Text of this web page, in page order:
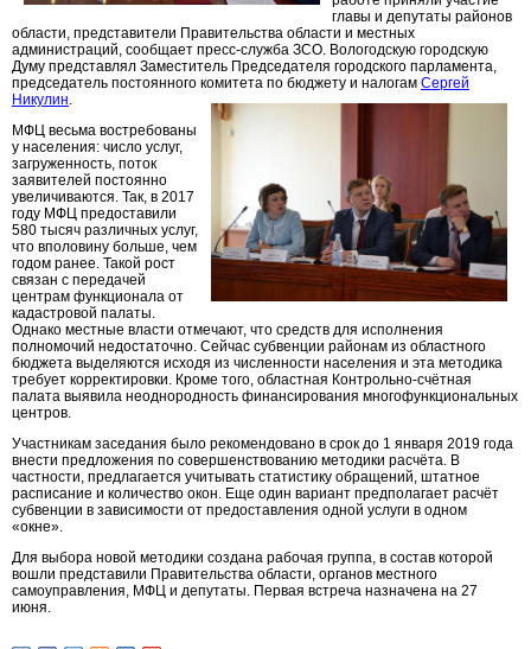
главы и депутаты районов
области, представители Правительства области и местных
администраций, сообщает пресс-служба ЗСО. Вологодскую городскую
Думу представлял Заместитель Председателя городского парламента,
председатель постоянного комитета по бюджету и налогам Сергей
Никулин.
МФЦ весьма востребованы
у населения: число услуг,
загруженность, поток
заявителей постоянно
увеличиваются. Так, в 2017
году МФЦ предоставили
580 тысяч различных услуг,
что вполовину больше, чем
годом ранее. Такой рост
связан с передачей
центрам функционала от
кадастровой палаты.
Однако местные власти отмечают, что средств для исполнения
полномочий недостаточно. Сейчас субвенции районам из областного
бюджета выделяются исходя из численности населения и эта методика
требует корректировки. Кроме того, областная Контрольно-счётная
палата выявила неоднородность финансирования многофункциональных
центров.
Участникам заседания было рекомендовано в срок до 1 января 2019 года
внести предложения по совершенствованию методики расчёта. В
частности, предлагается учитывать статистику обращений, штатное
расписание и количество окон. Еще один вариант предполагает расчёт
субвенции в зависимости от предоставления одной услуги в одном
«окне».
Для выбора новой методики создана рабочая группа, в состав которой
вошли представили Правительства области, органов местного
самоуправления, МФЦ и депутаты. Первая встреча назначена на 27
июня.